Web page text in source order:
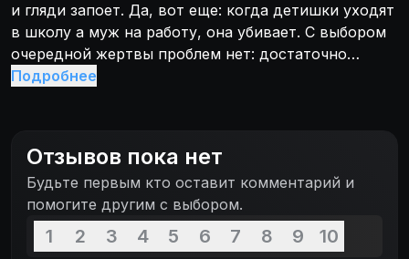
и гляди запоет. Да, вот еще: когда детишки уходят
в школу а муж на работу, она убивает. С выбором
очередной жертвы проблем нет: достаточно
отдать предпочтение другой девочке поприятней
будьте уверены, разделается она с вами самым
изощренным способом.
Подробнее
Отзывов пока нет
Будьте первым кто оставит комментарий и
помогите другим с выбором.
1 2 3 4 5 6 7 8 9 10